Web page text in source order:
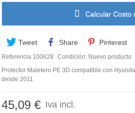
Calcular Costo
Tweet Share Pinterest
Referencia 100628 Condición: Nuevo producto
Protector Maletero PE 3D compatible con
desde 2011
45,09 € Iva incl.